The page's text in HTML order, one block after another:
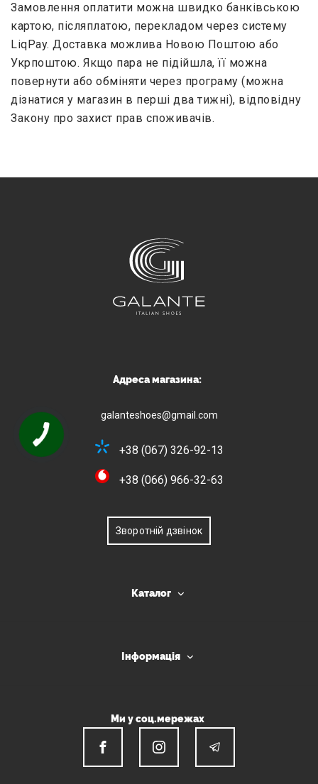
Замовлення оплатити можна швидко банківською
картою, післяплатою, перекладом через систему
LiqPay. Доставка можлива Новою Поштою або
Укрпоштою. Якщо пара не підійшла, її можна
повернути або обміняти через програму (можна
дізнатися у магазин в перші два тижні), відповідну
Закону про захист прав споживачів.
Адреса магазина:
galanteshoes@gmail.com
+38 (067) 326-92-13
+38 (066) 966-32-63
Зворотній дзвінок
Каталог
Інформація
Ми у соц.мережах